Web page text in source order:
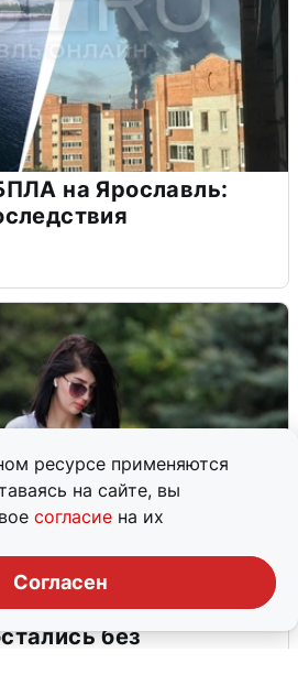
ресурсе применяются
на сайте, вы
согласие на их
Согласен
на Ярославль:
без